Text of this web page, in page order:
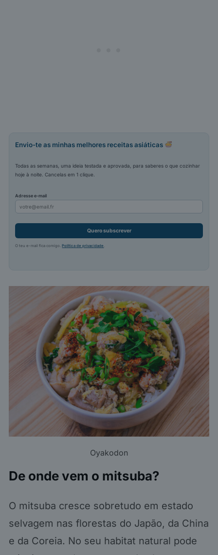
Envio-te as minhas melhores receitas asiáticas
Todas as semanas, uma ideia testada e aprovada, para saberes o que cozinhar
hoje à noite. Cancelas em 1 clique.
Adresse e-mail
Quero subscrever
O teu e-mail fica comigo.Política de privacidade
Oyakodon
De onde vem o mitsuba?
O mitsuba cresce sobretudo em estado
selvagem nas florestas do Japão, da China
e da Coreia. No seu habitat natural pode